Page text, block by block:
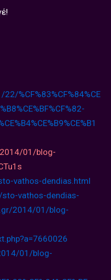
22/%CF%83%CF%84%CE
01/blog-
vathos-dendias.html
sto-vathos-dendias-
2014/01/blog-
php?a=7660026
01/blog-